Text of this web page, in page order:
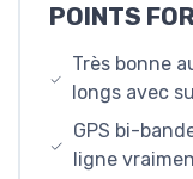
POINTS
Très bonne
longs avec
GPS bi-
ligne